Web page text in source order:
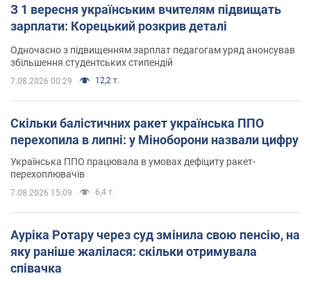
З 1 вересня українським вчителям підвищать
зарплати: Корецький розкрив деталі
Одночасно з підвищенням зарплат педагогам уряд анонсував
збільшення студентських стипендій
7.08.2026 00:29 12,2 т.
Скільки балістичних ракет українська ППО
перехопила в липні: у Міноборони назвали цифру
Українська ППО працювала в умовах дефіциту ракет-
перехоплювачів
7.08.2026 15:09 6,4 т.
Ауріка Ротару через суд змінила свою пенсію, на
яку раніше жалілася: скільки отримувала
співачка